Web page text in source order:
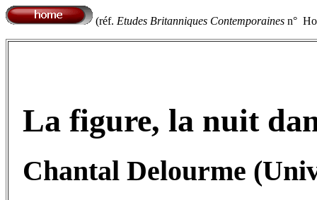
(réf. Etudes Britanniques Contemporaines n°
La figure, la nuit
Chantal Delourme